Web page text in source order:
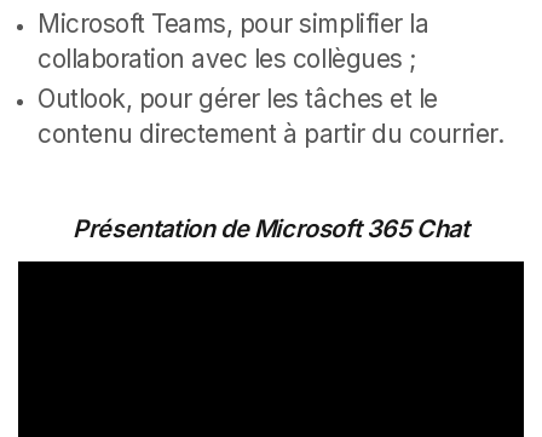
Microsoft Teams, pour simplifier la
collaboration avec les collègues ;
Outlook, pour gérer les tâches et le
contenu directement à partir du courrier.
Présentation de Microsoft 365 Chat